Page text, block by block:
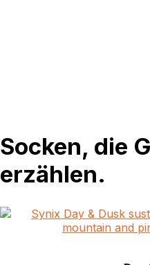
Socken, die
erzählen.